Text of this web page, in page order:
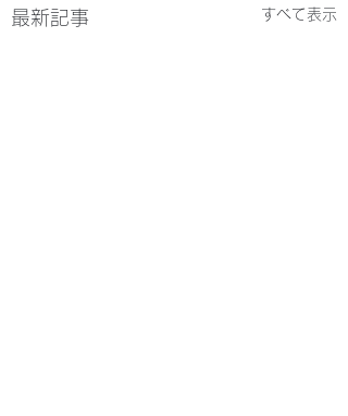
最新記事 すべて表示